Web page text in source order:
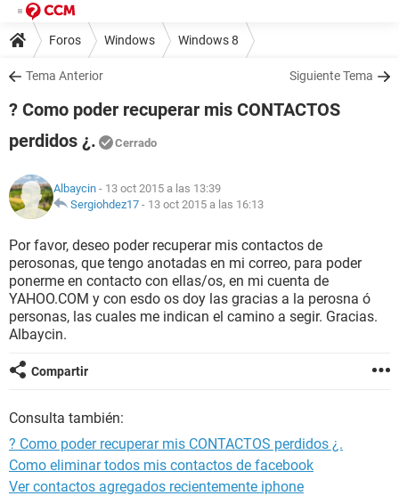
Foros Windows Windows 8
Tema Anterior Siguiente Tema
? Como poder recuperar mis CONTACTOS
perdidos ¿.
Cerrado
Albaycin - 13 oct 2015 a las 13:39
Sergiohdez17 - 13 oct 2015 a las 16:13
Por favor, deseo poder recuperar mis contactos de
perosonas, que tengo anotadas en mi correo, para poder
ponerme en contacto con ellas/os, en mi cuenta de
YAHOO.COM y con esdo os doy las gracias a la perosna ó
personas, las cuales me indican el camino a segir. Gracias.
Albaycin.
Compartir
Consulta también:
? Como poder recuperar mis CONTACTOS perdidos ¿.
Como eliminar todos mis contactos de facebook
Ver contactos agregados recientemente iphone